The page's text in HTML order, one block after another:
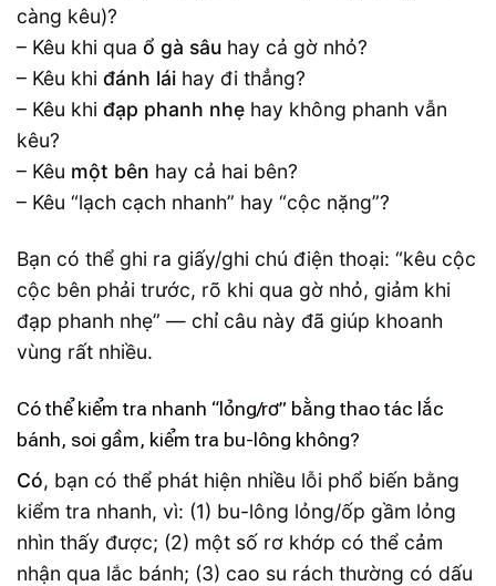
càng kêu)?
– Kêu khi qua ổ gà sâu hay cả gờ nhỏ?
– Kêu khi đánh lái hay đi thẳng?
– Kêu khi đạp phanh nhẹ hay không phanh vẫn
kêu?
– Kêu một bên hay cả hai bên?
– Kêu “lạch cạch nhanh” hay “cộc nặng”?
Bạn có thể ghi ra giấy/ghi chú điện thoại: “kêu cộc
cộc bên phải trước, rõ khi qua gờ nhỏ, giảm khi
đạp phanh nhẹ” — chỉ câu này đã giúp khoanh
vùng rất nhiều.
Có thể kiểm tra nhanh “lỏng/rơ” bằng thao tác lắc
bánh, soi gầm, kiểm tra bu-lông không?
Có, bạn có thể phát hiện nhiều lỗi phổ biến bằng
kiểm tra nhanh, vì: (1) bu-lông lỏng/ốp gầm lỏng
nhìn thấy được; (2) một số rơ khớp có thể cảm
nhận qua lắc bánh; (3) cao su rách thường có dấu